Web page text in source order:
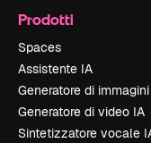
Prodotti
Spaces
Assistente IA
Generatore di
Generatore di video IA
Sintetizzatore vocale